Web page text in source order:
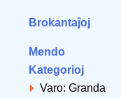
Brokantaĵoj
Mendo
Kategorioj
Varo: Granda